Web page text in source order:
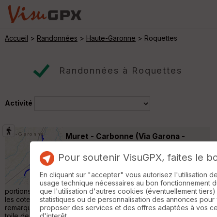
Accueil > Randonnées > Haute-Garonne > Roquettes
Randonnées à Roquettes
Activité
Muret - Carbonne (Via Garona -
29 km
Via Garona - GR861 Environnement naturel
quasiment toute la journée avec des
portions sauvages le long du lit de la Garonne, des parties sur
les coteaux dominant le fleuve et la plaine, des vues
remarquables sur les collines avec la barrière pyrénéenne en
Pour soutenir VisuGPX, faites le
En cliquant sur "accepter" vous autorisez l'utilisation
usage technique nécessaires au bon fonctionnement
que l'utilisation d'autres cookies (éventuellement
statistiques ou de personnalisation des annonces pour
proposer des services et des offres adaptées à vos